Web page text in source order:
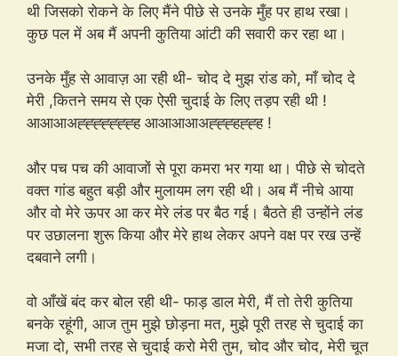
थी जिसको रोकने के लिए मैंने पीछे से उनके मुँह पर हाथ रखा।
कुछ पल में अब मैं अपनी कुतिया आंटी की सवारी कर रहा था।
उनके मुँह से आवाज़ आ रही थी- चोद दे मुझ रांड को, माँ चोद दे
मेरी ,कितने समय से एक ऐसी चुदाई के लिए तड़प रही थी !
आआआअह्ह्ह्ह्ह्ह्ह्ह आआआआअह्ह्ह्हह्ह्ह !
और पच पच की आवाजों से पूरा कमरा भर गया था। पीछे से चोदते
वक्त गांड बहुत बड़ी और मुलायम लग रही थी। अब मैं नीचे आया
और वो मेरे ऊपर आ कर मेरे लंड पर बैठ गई। बैठते ही उन्होंने लंड
पर उछालना शुरू किया और मेरे हाथ लेकर अपने वक्ष पर रख उन्हें
दबवाने लगी।
वो आँखें बंद कर बोल रही थी- फाड़ डाल मेरी, मैं तो तेरी कुतिया
बनके रहूंगी, आज तुम मुझे छोड़ना मत, मुझे पूरी तरह से चुदाई का
मजा दो, सभी तरह से चुदाई करो मेरी तुम, चोद और चोद, मेरी चूत